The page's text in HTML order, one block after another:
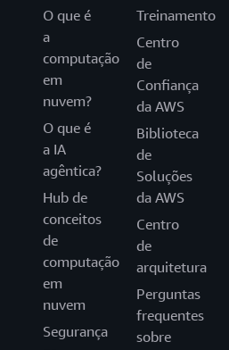
O que é
a
computação
em
nuvem?
O que é
a IA
agêntica?
Hub de
conceitos
de
computação
em
nuvem
Segurança
Treinamento
Centro
de
Confiança
da AWS
Biblioteca
de
Soluções
da AWS
Centro
de
arquitetura
Perguntas
frequentes
sobre